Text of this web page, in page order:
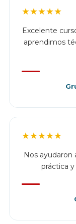
★★★★★
Excelente
aprendimos
★★★★★
Nos
práctica